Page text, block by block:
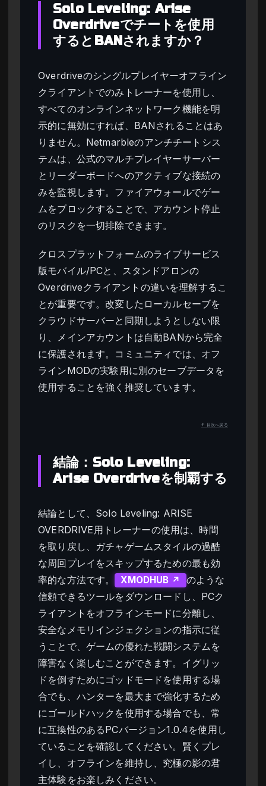
Solo Leveling: Arise
Overdriveでチートを使用
するとBANされますか？
Overdriveのシングルプレイヤーオフライン
クライアントでのみトレーナーを使用し、
すべてのオンラインネットワーク機能を明
示的に無効にすれば、BANされることはあ
りません。Netmarbleのアンチチートシス
テムは、公式のマルチプレイヤーサーバー
とリーダーボードへのアクティブな接続の
みを監視します。ファイアウォールでゲー
ムをブロックすることで、アカウント停止
のリスクを一切排除できます。
クロスプラットフォームのライブサービス
版モバイル/PCと、スタンドアロンの
Overdriveクライアントの違いを理解するこ
とが重要です。改変したローカルセーブを
クラウドサーバーと同期しようとしない限
り、メインアカウントは自動BANから完全
に保護されます。コミュニティでは、オフ
ラインMODの実験用に別のセーブデータを
使用することを強く推奨しています。
↑ 目次へ戻る
結論：Solo Leveling:
Arise Overdriveを制覇する
結論として、Solo Leveling: ARISE
OVERDRIVE用トレーナーの使用は、時間
を取り戻し、ガチャゲームスタイルの過酷
な周回プレイをスキップするための最も効
率的な方法です。
XMODHUB ↗
のような
信頼できるツールをダウンロードし、PCク
ライアントをオフラインモードに分離し、
安全なメモリインジェクションの指示に従
うことで、ゲームの優れた戦闘システムを
障害なく楽しむことができます。イグリッ
ドを倒すためにゴッドモードを使用する場
合でも、ハンターを最大まで強化するため
にゴールドハックを使用する場合でも、常
に互換性のあるPCバージョン1.0.4を使用し
ていることを確認してください。賢くプレ
イし、オフラインを維持し、究極の影の君
主体験をお楽しみください。